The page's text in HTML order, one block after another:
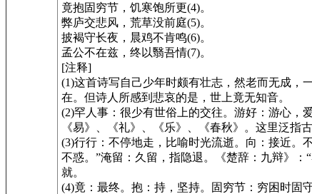
竟抱固穷节，饥寒饱所更(4)。
弊庐交悲风，荒草没前庭(5)。
披褐守长夜，晨鸡不肯鸣(6)。
孟公不在兹，终以翳吾情(7)。
[注释]
(1)这首诗写自己少年时颇有壮志，然老而无成，
在。但诗人所感到悲哀的是，世上竟无知音。
(2)罕人事：很少有世俗上的交往。游好：游心，
《易》、《礼》、《乐》、《春秋》。这里泛指古
(3)行行：不停地走，比喻时光流逝。向：接近。
不惑。”淹留：久留，指隐退。《楚辞：九辩》
就。
(4)竟：最终。抱：持，坚持。固穷节：穷困时固